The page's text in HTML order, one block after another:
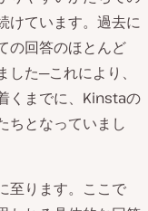
けています。過去に
の回答のほとんど
した─これにより、
くまでに、Kinstaの
ちとなっていまし
至ります。ここで